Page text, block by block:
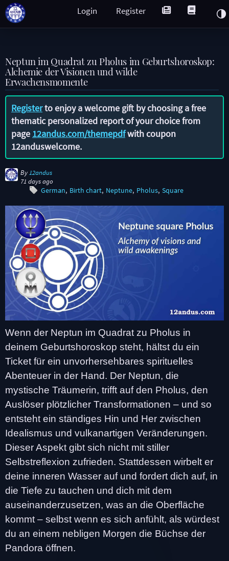
Register
Login
Neptun im Quadrat zu Pholus im Geburtshoroskop:
Alchemie der Visionen und wilde
Erwachensmomente
Registerto enjoy a welcome gift by choosing a free
thematic personalized report of your choice from
page 12andus.com/themepdfwith coupon
12anduswelcome.
By 12andus
71 days ago
German Birth chart Neptune Pholus Square
Wenn der Neptun im Quadrat zu Pholus in
deinem Geburtshoroskop steht, hältst du ein
Ticket für ein unvorhersehbares spirituelles
Abenteuer in der Hand. Der Neptun, die
mystische Träumerin, trifft auf den Pholus, den
Auslöser plötzlicher Transformationen – und so
entsteht ein ständiges Hin und Her zwischen
Idealismus und vulkanartigen Veränderungen.
Dieser Aspekt gibt sich nicht mit stiller
Selbstreflexion zufrieden. Stattdessen wirbelt er
deine inneren Wasser auf und fordert dich auf, in
die Tiefe zu tauchen und dich mit dem
auseinanderzusetzen, was an die Oberfläche
kommt – selbst wenn es sich anfühlt, als würdest
du an einem nebligen Morgen die Büchse der
Pandora öffnen.